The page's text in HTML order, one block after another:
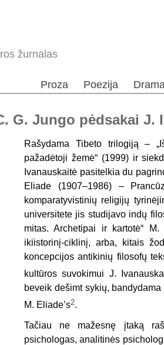
žurnalas
Proza Poezija
G. Jungo pėdsakai J.
Rašydama Tibeto trilogiją –
pažadėtoji žemė“ (1999) ir
Ivanauskaitė pasitelkia du
Eliade (1907–1986) –
komparatyvistinių religijų
universitete jis studijavo indų
mitas. Archetipai ir kartotė“
ikiistorinį-ciklinį, arba, kitais
koncepcijos antikinių filosofų
kultūros suvokimui J.
beveik dešimt sykių,
M. Eliade’s2.
Tačiau ne mažesnę įtaką
psichologas, analitinės